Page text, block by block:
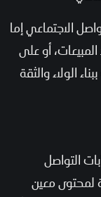
الاجتماعي إما
أو على
الولاء والثقة
التواصل
لمحتوى معين